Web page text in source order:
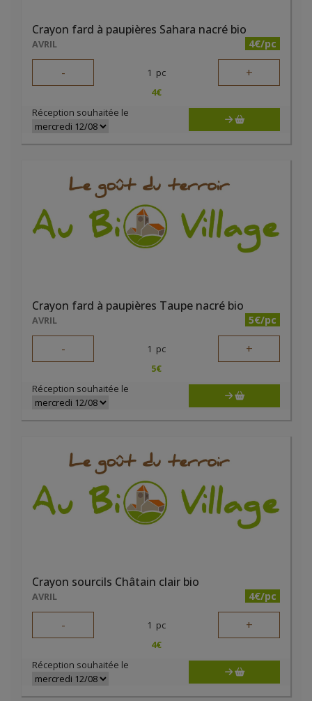
Crayon fard à paupières Sahara nacré bio
AVRIL 4€/pc
- 1 pc +
4€
Réception souhaitée le
Crayon fard à paupières Taupe nacré bio
AVRIL 5€/pc
- 1 pc +
5€
Réception souhaitée le
Crayon sourcils Châtain clair bio
AVRIL 4€/pc
- 1 pc +
4€
Réception souhaitée le